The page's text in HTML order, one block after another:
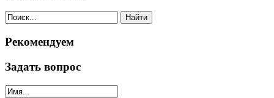
Найти
Рекомендуем
Задать вопрос